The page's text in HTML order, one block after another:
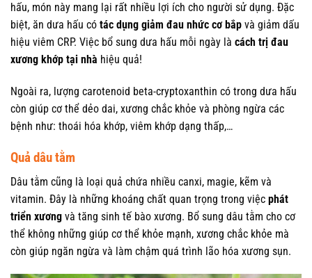
hấu, món này mang lại rất nhiều lợi ích cho người sử dụng. Đặc
biệt, ăn dưa hấu có tác dụng giảm đau nhức cơ bắp và giảm dấu
hiệu viêm CRP. Việc bổ sung dưa hấu mỗi ngày là cách trị đau
xương khớp tại nhà hiệu quả!
Ngoài ra, lượng carotenoid beta-cryptoxanthin có trong dưa hấu
còn giúp cơ thể dẻo dai, xương chắc khỏe và phòng ngừa các
bệnh như: thoái hóa khớp, viêm khớp dạng thấp,…
Quả dâu tằm
Dâu tằm cũng là loại quả chứa nhiều canxi, magie, kẽm và
vitamin. Đây là những khoáng chất quan trọng trong việc phát
triển xương và tăng sinh tế bào xương. Bổ sung dâu tằm cho cơ
thể không những giúp cơ thể khỏe mạnh, xương chắc khỏe mà
còn giúp ngăn ngừa và làm chậm quá trình lão hóa xương sụn.